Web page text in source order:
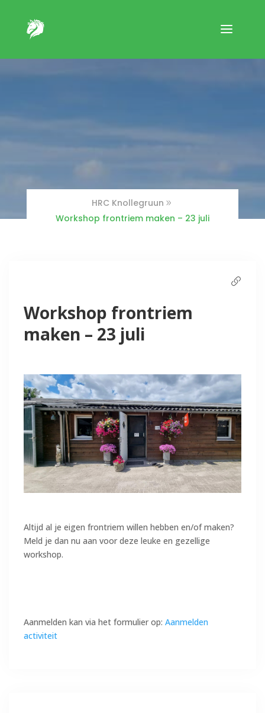
Inloggen manegeplan
HRC Knollegruun
Workshop frontriem maken – 23 juli
Workshop frontriem
maken – 23 juli
Altijd al je eigen frontriem willen hebben en/of maken?
Meld je dan nu aan voor deze leuke en gezellige
workshop.
Aanmelden kan via het formulier op: Aanmelden
activiteit